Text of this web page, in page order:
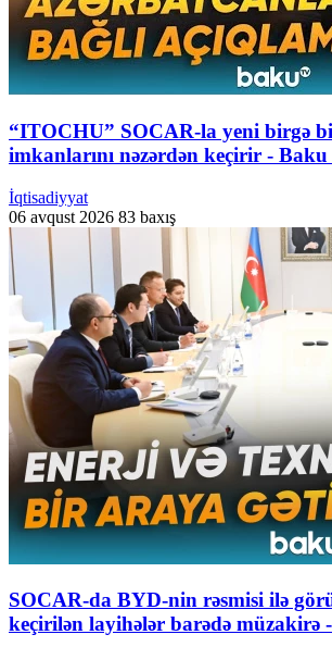
“ITOCHU” SOCAR-la yeni birgə
imkanlarını nəzərdən keçirir -
İqtisadiyyat
06 avqust 2026 83 baxış
SOCAR-da BYD-nin rəsmisi ilə
keçirilən layihələr barədə müzakirə